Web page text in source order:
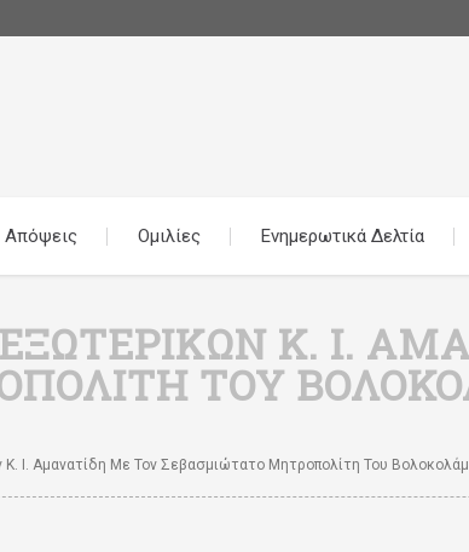
Απόψεις Ομιλίες Ενημερωτικά Δελτία
Κ. Ι.
ΤΟΥ
Ι. Αμανατίδη Με Τον Σεβασμιώτατο Μητροπολίτη Του